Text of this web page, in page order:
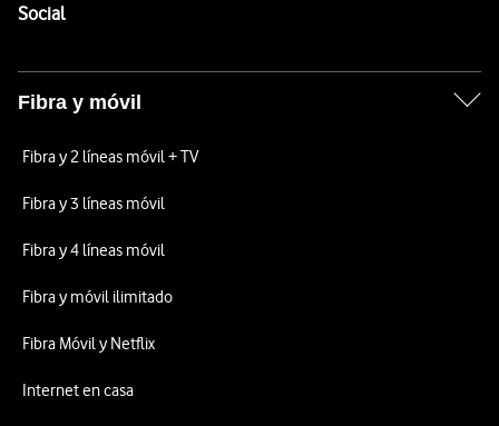
SocialEnlaces a las redes sociales de Vodafone
Fibra y móvil
Fibra y 2 líneas móvil + TV
Fibra y 3 líneas móvil
Fibra y 4 líneas móvil
Fibra y móvil ilimitado
Fibra Móvil y Netflix
Internet en casa